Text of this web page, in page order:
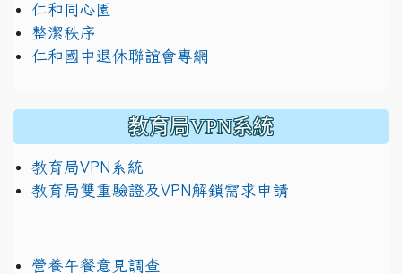
仁和同心園
整潔秩序
仁和國中退休聯誼會專網
教育局VPN系統
教育局VPN系統
教育局雙重驗證及VPN解鎖需求申請
營養午餐意見調查